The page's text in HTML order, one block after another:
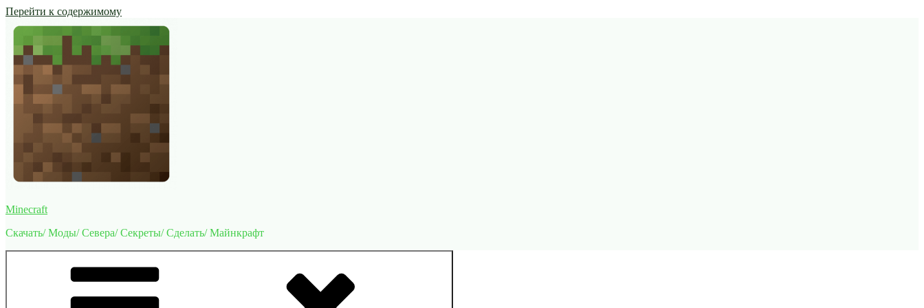
Перейти к содержимому
Minecraft
Скачать/ Моды/ Севера/ Секреты/ Сделать/ Майнкрафт